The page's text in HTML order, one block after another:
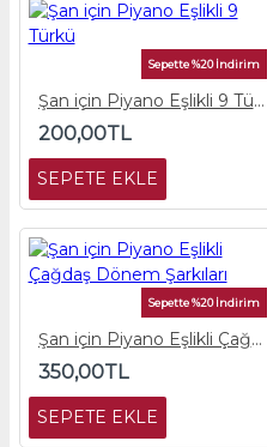
Sepette %20 İndirim
Şan için Piyano Eşlikli 9 Türkü
200,00TL
SEPETE EKLE
Sepette %20 İndirim
Şan için Piyano Eşlikli Çağdaş Dönem Şarkıları
350,00TL
SEPETE EKLE